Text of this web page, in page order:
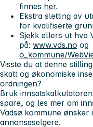
finnes her.
Ekstra sletting av
for kvalifiserte
Sjekk ellers ut hva
på: www.vds.no og
o_kommune/
Visste du at denne
skatt og økonomiske
ordningen?
Bruk innsatskalkulatoren
spare, og les mer om
Vadsø kommune
annonseselgere.